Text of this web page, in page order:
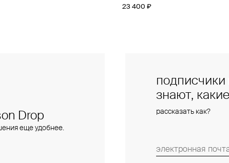
23 400 ₽
14 500 ₽
знают,
рассказать как?
Drop
еще удобнее.